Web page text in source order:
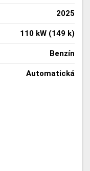
2025
110 kW (149 k)
Benzín
Automatická